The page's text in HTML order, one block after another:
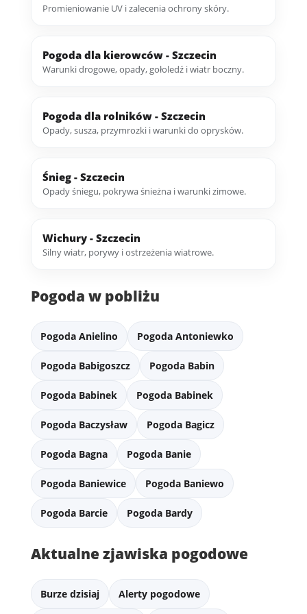
Promieniowanie UV i zalecenia ochrony skóry.
Pogoda dla kierowców - Szczecin
Warunki drogowe, opady, gołoledź i wiatr boczny.
Pogoda dla rolników - Szczecin
Opady, susza, przymrozki i warunki do oprysków.
Śnieg - Szczecin
Opady śniegu, pokrywa śnieżna i warunki zimowe.
Wichury - Szczecin
Silny wiatr, porywy i ostrzeżenia wiatrowe.
Pogoda w pobliżu
Pogoda Anielino Pogoda Antoniewko
Pogoda Babigoszcz Pogoda Babin
Pogoda Babinek Pogoda Babinek
Pogoda Baczysław Pogoda Bagicz
Pogoda Bagna Pogoda Banie
Pogoda Baniewice Pogoda Baniewo
Pogoda Barcie Pogoda Bardy
Aktualne zjawiska pogodowe
Burze dzisiaj Alerty pogodowe